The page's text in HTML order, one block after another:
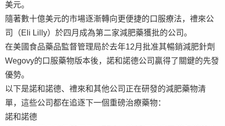
美元。
隨著數十億美元的市場逐漸轉向更便捷的口服療法，禮來公
司（Eli Lilly）於四月成為第二家減肥藥獲批的公司。
在美國食品藥品監督管理局於去年12月批准其暢銷減肥針劑
Wegovy的口服藥物版本後，諾和諾德公司贏得了關鍵的先發
優勢。
以下是諾和諾德、禮來和其他公司正在研發的減肥藥物清
單，這些公司都在追逐下一個重磅治療藥物：
諾和諾德